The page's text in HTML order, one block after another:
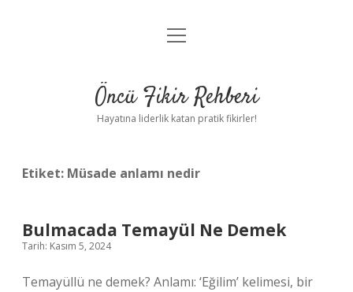
Anasayfa
Yasal Uyarı
menüyü
Öncü Fikir Rehberi
Hayatına liderlik katan pratik fikirler!
Etiket: Müsade anlamı nedir
Bulmacada Temayül Ne Demek
Tarih: Kasım 5, 2024
Temayüllü ne demek? Anlamı: ‘Eğilim’ kelimesi, bir